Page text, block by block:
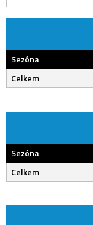
Sezóna
Celkem
Sezóna
Celkem